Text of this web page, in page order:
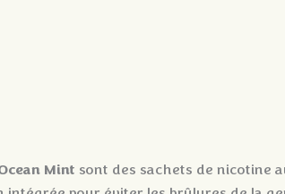
Mint sont des sachets de nicotine